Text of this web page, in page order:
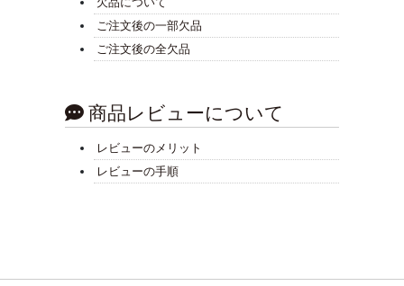
ご注文後の一部欠品
ご注文後の全欠品
商品レビューについて
レビューのメリット
レビューの手順